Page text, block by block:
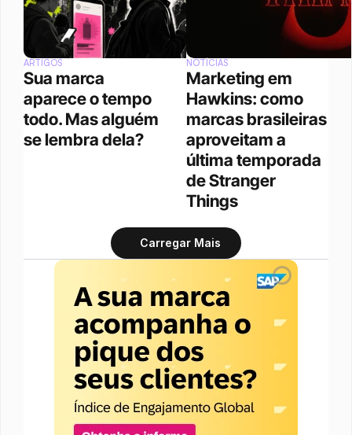
ARTIGOS
Sua marca
aparece o tempo
todo. Mas alguém
se lembra dela?
NOTÍCIAS
Marketing em
Hawkins: como
marcas brasileiras
aproveitam a
última temporada
de Stranger
Things
Carregar Mais